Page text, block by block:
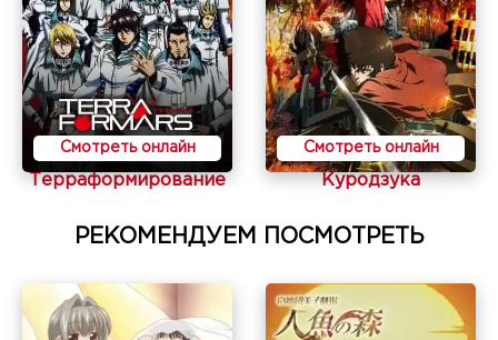
Смотреть онлайн
Терраформирование
Смотреть онлайн
Куродзука
РЕКОМЕНДУЕМ ПОСМОТРЕТЬ